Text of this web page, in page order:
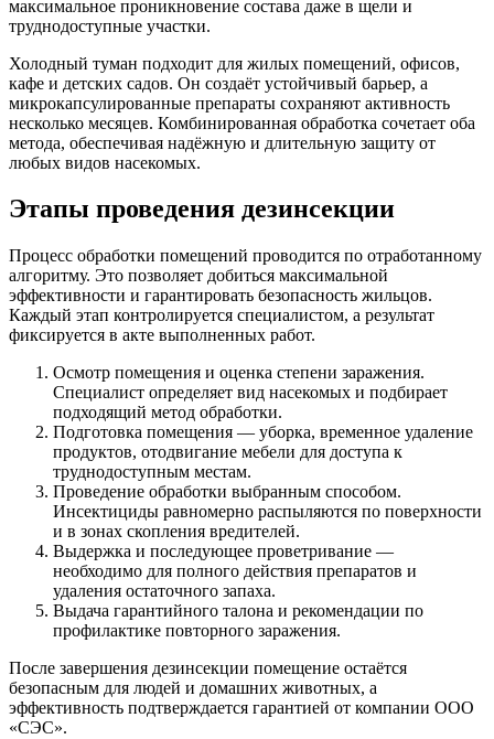
максимальное проникновение состава даже в щели и
труднодоступные участки.
Холодный туман подходит для жилых помещений, офисов,
кафе и детских садов. Он создаёт устойчивый барьер, а
микрокапсулированные препараты сохраняют активность
несколько месяцев. Комбинированная обработка сочетает оба
метода, обеспечивая надёжную и длительную защиту от
любых видов насекомых.
Этапы проведения дезинсекции
Процесс обработки помещений проводится по отработанному
алгоритму. Это позволяет добиться максимальной
эффективности и гарантировать безопасность жильцов.
Каждый этап контролируется специалистом, а результат
фиксируется в акте выполненных работ.
Осмотр помещения и оценка степени заражения.
Специалист определяет вид насекомых и подбирает
подходящий метод обработки.
Подготовка помещения — уборка, временное удаление
продуктов, отодвигание мебели для доступа к
труднодоступным местам.
Проведение обработки выбранным способом.
Инсектициды равномерно распыляются по поверхности
и в зонах скопления вредителей.
Выдержка и последующее проветривание —
необходимо для полного действия препаратов и
удаления остаточного запаха.
Выдача гарантийного талона и рекомендации по
профилактике повторного заражения.
После завершения дезинсекции помещение остаётся
безопасным для людей и домашних животных, а
эффективность подтверждается гарантией от компании ООО
«СЭС».